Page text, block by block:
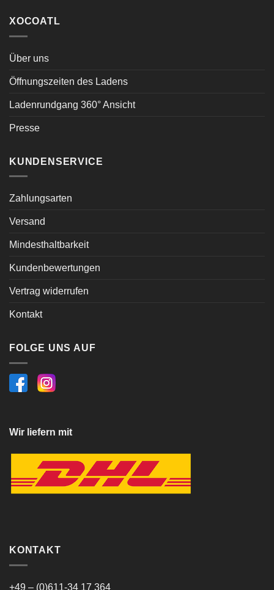
XOCOATL
Über uns
Öffnungszeiten des Ladens
Ladenrundgang 360° Ansicht
Presse
KUNDENSERVICE
Zahlungsarten
Versand
Mindesthaltbarkeit
Kundenbewertungen
Vertrag widerrufen
Kontakt
FOLGE UNS AUF
Wir liefern mit
KONTAKT
+49 – (0)611-34 17 364